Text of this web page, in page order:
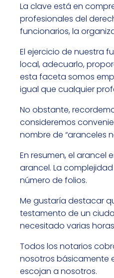
La clave está en
profesionales del
funcionarios, la
El ejercicio de nuestra
local, adecuarlo,
esta faceta somos
igual que cualquier
No obstante,
consideremos
nombre de “aranceles
En resumen, el
arancel. La
número de folios.
Me gustaría destacar
testamento de un
necesitado varias
Todos los notarios
nosotros básicamente
escojan a nosotros.